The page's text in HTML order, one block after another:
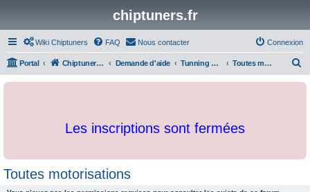
chiptuners.fr
Wiki Chiptuners FAQ Nous contacter Connexion
Portal Chiptuners.fr Demande d'aide Tunning en général Toutes motorisations
c
Les inscriptions sont fermées
Toutes motorisations